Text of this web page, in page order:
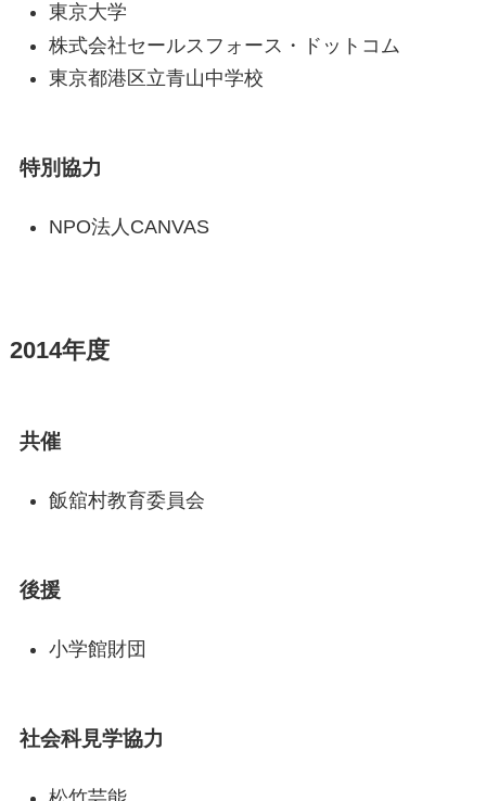
東京大学
株式会社セールスフォース・ドットコム
東京都港区立青山中学校
特別協力
NPO法人CANVAS
2014年度
共催
飯舘村教育委員会
後援
小学館財団
社会科見学協力